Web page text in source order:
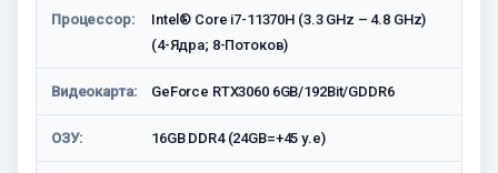
Процессор:
Intel® Core i7-11370H (3.3 GHz – 4.8 GHz)
(4-Ядра; 8-Потоков)
Видеокарта: GeForce RTX3060 6GB/192Bit/GDDR6
ОЗУ: 16GB DDR4 (24GB=+45 у.е)